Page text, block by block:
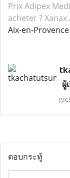
Prix Adipex
acheter ? Xanax
Aix-en-
ผู้
ตอบกระทู้